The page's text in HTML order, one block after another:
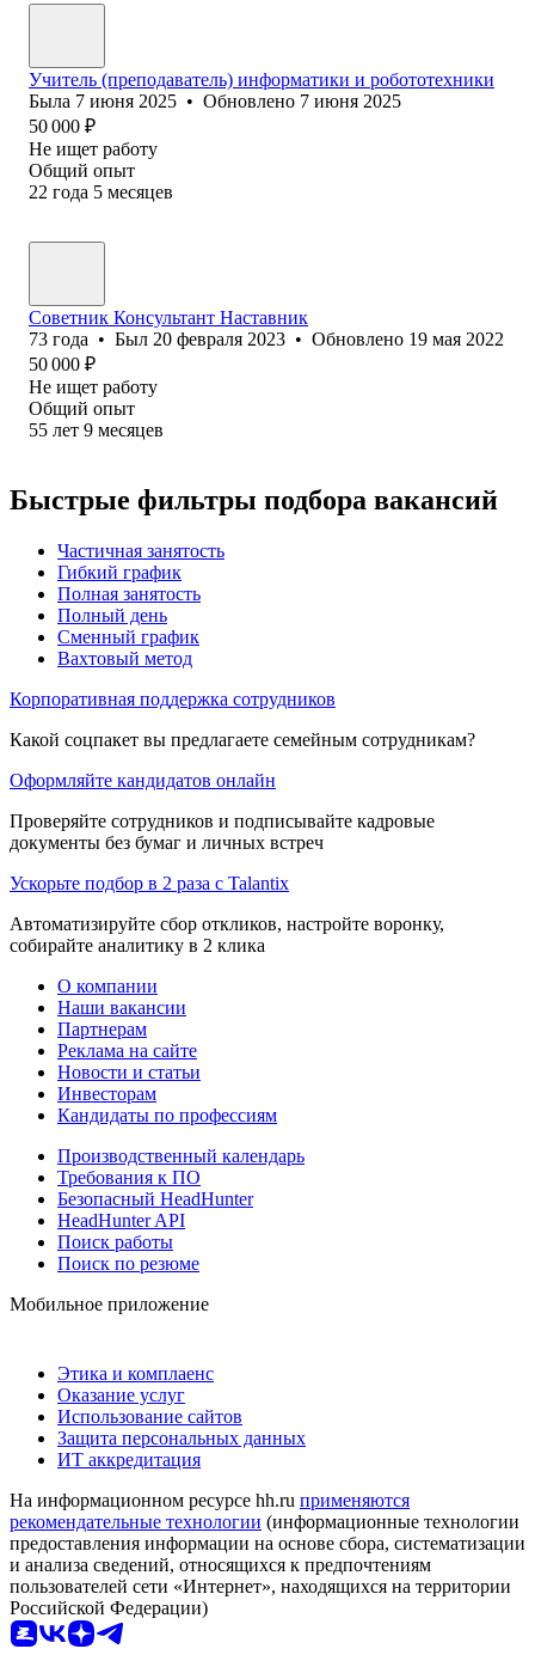
Учитель (преподаватель) информатики и робототехники
Была 7 июня 2025 • Обновлено 7 июня 2025
50 000 ₽
Не ищет работу
Общий опыт
22 года 5 месяцев
Советник Консультант Наставник
73 года • Был 20 февраля 2023 • Обновлено 19 мая 2022
50 000 ₽
Не ищет работу
Общий опыт
55 лет 9 месяцев
Быстрые фильтры подбора вакансий
Частичная занятость
Гибкий график
Полная занятость
Полный день
Сменный график
Вахтовый метод
Корпоративная поддержка сотрудников
Какой соцпакет вы предлагаете семейным сотрудникам?
Оформляйте кандидатов онлайн
Проверяйте сотрудников и подписывайте кадровые
документы без бумаг и личных встреч
Ускорьте подбор в 2 раза с Talantix
Автоматизируйте сбор откликов, настройте воронку,
собирайте аналитику в 2 клика
О компании
Наши вакансии
Партнерам
Реклама на сайте
Новости и статьи
Инвесторам
Кандидаты по профессиям
Производственный календарь
Требования к ПО
Безопасный HeadHunter
HeadHunter API
Поиск работы
Поиск по резюме
Мобильное приложение
Этика и комплаенс
Оказание услуг
Использование сайтов
Защита персональных данных
ИТ аккредитация
На информационном ресурсе hh.ru применяются
рекомендательные технологии (информационные технологии
предоставления информации на основе сбора, систематизации
и анализа сведений, относящихся к предпочтениям
пользователей сети «Интернет», находящихся на территории
Российской Федерации)